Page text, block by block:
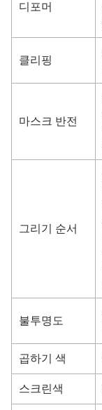
디포머
클리핑
마스크 반전
그리기 순서
불투명도
곱하기 색
스크린색